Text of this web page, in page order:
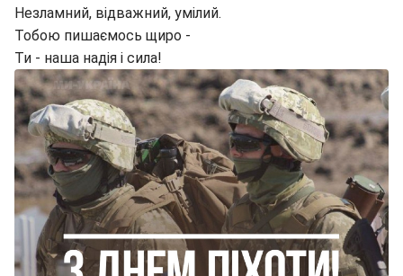
Незламний, відважний, умілий.
Тобою пишаємось щиро -
Ти - наша надія і сила!